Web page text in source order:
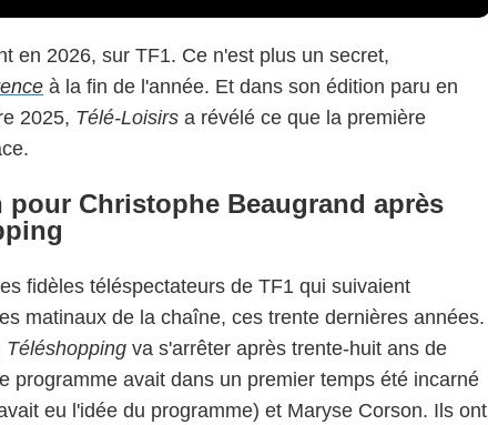
en 2026, sur TF1. Ce n'est plus un secret,
à la fin de l'année. Et dans son édition paru en
2025, Télé-Loisirs a révélé ce que la première
pour Christophe Beaugrand après
fidèles téléspectateurs de TF1 qui suivaient
matinaux de la chaîne, ces trente dernières années.
Téléshopping va s'arrêter après trente-huit ans de
programme avait dans un premier temps été incarné
eu l'idée du programme) et Maryse Corson. Ils ont